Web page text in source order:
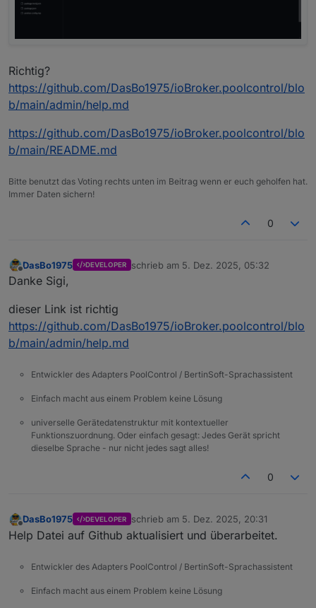
Richtig?
https://github.com/DasBo1975/ioBroker.poolcontrol/blo
b/main/admin/help.md
https://github.com/DasBo1975/ioBroker.poolcontrol/blo
b/main/README.md
Bitte benutzt das Voting rechts unten im Beitrag wenn er euch geholfen hat.
Immer Daten sichern!
0
Offline
DasBo1975 DEVELOPER schrieb am 5. Dez. 2025, 05:32
zuletzt editiert von
Danke Sigi,
dieser Link ist richtig
https://github.com/DasBo1975/ioBroker.poolcontrol/blo
b/main/admin/help.md
Entwickler des Adapters PoolControl / BertinSoft-Sprachassistent
Einfach macht aus einem Problem keine Lösung
universelle Gerätedatenstruktur mit kontextueller
Funktionszuordnung. Oder einfach gesagt: Jedes Gerät spricht
dieselbe Sprache - nur nicht jedes sagt alles!
0
Offline
DasBo1975 DEVELOPER schrieb am 5. Dez. 2025, 20:31
zuletzt editiert von
Help Datei auf Github aktualisiert und überarbeitet.
Entwickler des Adapters PoolControl / BertinSoft-Sprachassistent
Einfach macht aus einem Problem keine Lösung